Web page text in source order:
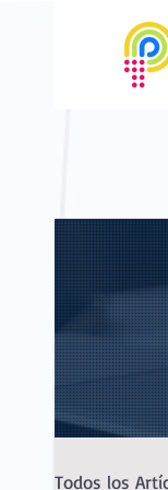
Todos los